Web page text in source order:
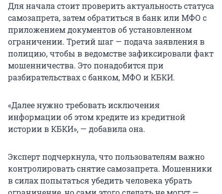
Для начала стоит проверить актуальность статуса
самозапрета, затем обратиться в банк или МФО с
приложением документов об установленном
ограничении. Третий шаг — подача заявления в
полицию, чтобы в ведомстве зафиксировали факт
мошенничества. Это понадобится при
разбирательствах с банком, МФО и КБКИ.
«Далее нужно требовать исключения
информации об этом кредите из кредитной
истории в КБКИ», — добавила она.
Эксперт подчеркнула, что пользователям важно
контролировать снятие самозапрета. Мошенники
в силах попытаться убедить человека убрать